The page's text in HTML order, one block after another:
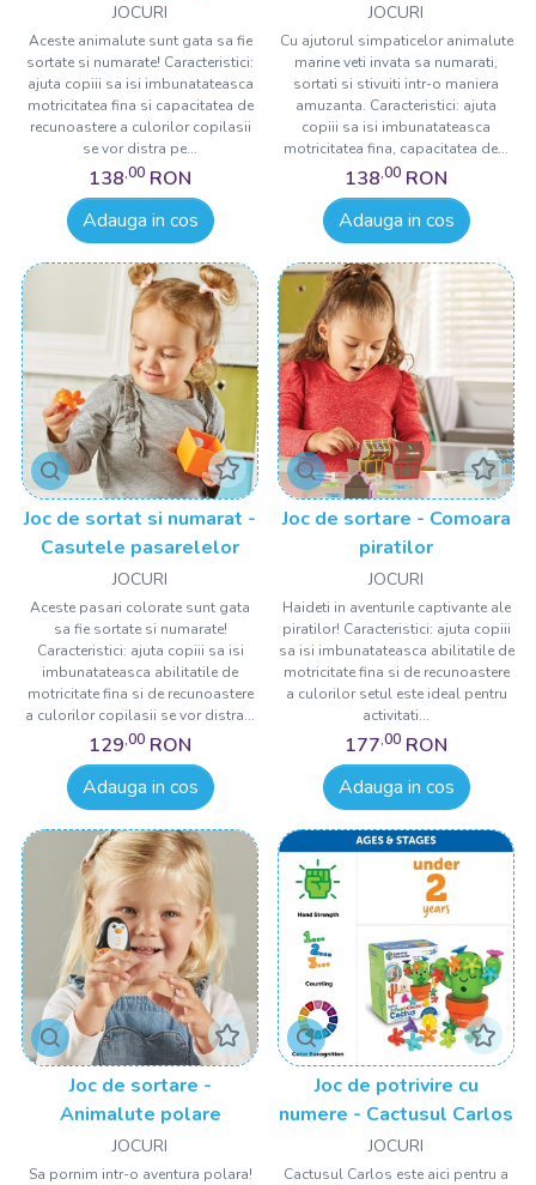
JOCURI
Aceste animalute sunt gata sa fie
sortate si numarate! Caracteristici:
ajuta copiii sa isi imbunatateasca
motricitatea fina si capacitatea de
recunoastere a culorilor copilasii
se vor distra pe...
138,00 RON
Adauga in cos
JOCURI
Cu ajutorul simpaticelor animalute
marine veti invata sa numarati,
sortati si stivuiti intr-o maniera
amuzanta. Caracteristici: ajuta
copiii sa isi imbunatateasca
motricitatea fina, capacitatea de...
138,00 RON
Adauga in cos
Joc de sortat si numarat -
Casutele pasarelelor
JOCURI
Aceste pasari colorate sunt gata
sa fie sortate si numarate!
Caracteristici: ajuta copiii sa isi
imbunatateasca abilitatile de
motricitate fina si de recunoastere
a culorilor copilasii se vor distra...
129,00 RON
Adauga in cos
Joc de sortare - Comoara
piratilor
JOCURI
Haideti in aventurile captivante ale
piratilor! Caracteristici: ajuta copiii
sa isi imbunatateasca abilitatile de
motricitate fina si de recunoastere
a culorilor setul este ideal pentru
activitati...
177,00 RON
Adauga in cos
Joc de sortare -
Animalute polare
JOCURI
Sa pornim intr-o aventura polara!
Joc de potrivire cu
numere - Cactusul Carlos
JOCURI
Cactusul Carlos este aici pentru a